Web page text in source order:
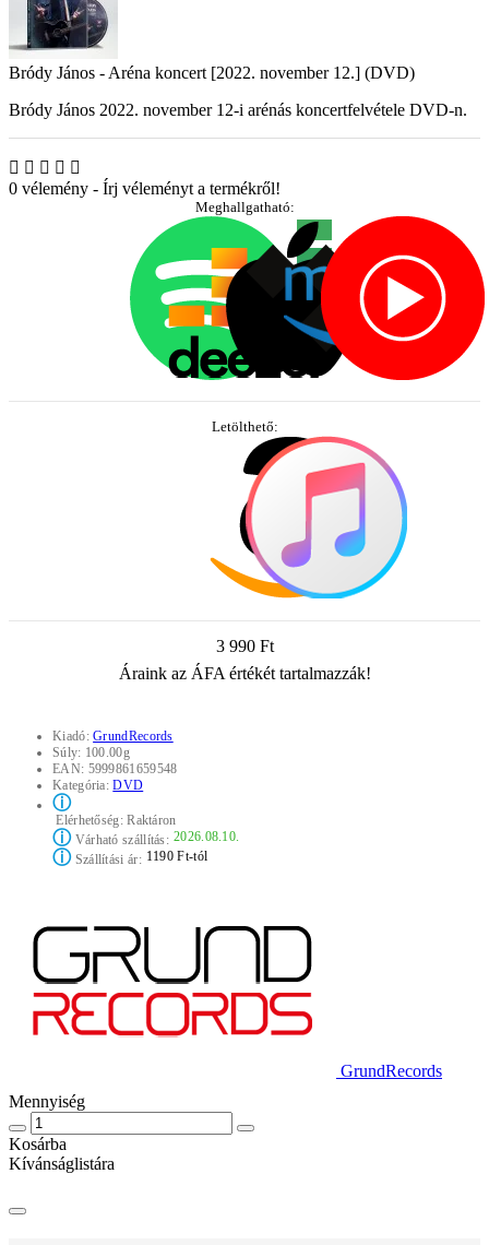
Bródy János - Aréna koncert [2022. november 12.] (DVD)
Bródy János 2022. november 12-i arénás koncertfelvétele DVD-n.
0 vélemény - Írj véleményt a termékről!
Meghallgatható:
Letölthető:
3 990 Ft
Áraink az ÁFA értékét tartalmazzák!
Kiadó:GrundRecords
Súly: 100.00g
EAN: 5999861659548
Kategória:DVD
ⓘ
Elérhetőség:Raktáron
ⓘVárható szállítás: 2026.08.10.
ⓘSzállítási ár: 1190 Ft-tól
GrundRecords
Mennyiség
Kosárba
Kívánságlistára